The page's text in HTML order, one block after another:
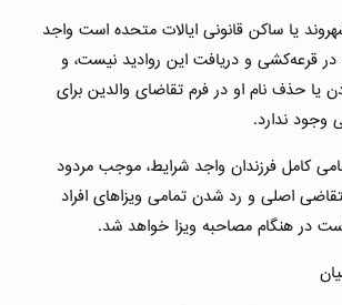
یا ساکن قانونی ایالات متحده است واجد
قرعه‌کشی و دریافت این روادید نیست، و
یا حذف نام او در فرم تقاضای والدین برای
ندارد.
کامل فرزندان واجد شرایط، موجب مردود
اصلی و رد شدن تمامی ویزاهای افراد
در هنگام مصاحبه ویزا خواهد شد.